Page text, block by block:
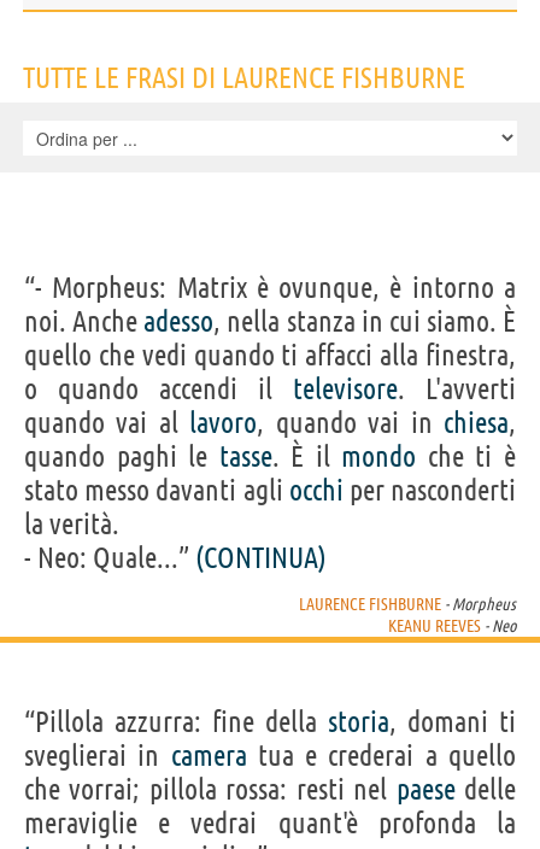
IDENTIKIT E DATI ANAGRAFICI
Nome
Laurence John
Cognome Fishburne III
Pseudonimo Laurence Fishburne
Nato 30 luglio 1961
Sesso maschile
Nazionalità statunitense
Professione attore, sceneggiatore regista,produttore
cinematografico
Segno zodiacale Leone
FILM/SERIE TV DI LAURENCE FISHBURNE
Acquista film/serie tv di Laurence Fishburne su
Frasi, citazioni e aforismi di Laurence Fishburne
21 IN ITALIANO
TUTTE LE FRASI DI LAURENCE FISHBURNE
“- Morpheus: Matrix è ovunque, è intorno a
noi. Anche adesso, nella stanza in cui siamo. È
quello che vedi quando ti affacci alla finestra,
o quando accendi il televisore. L'avverti
quando vai al lavoro, quando vai in chiesa,
quando paghi le tasse. È il mondo che ti è
stato messo davanti agli occhi per nasconderti
la verità.
- Neo: Quale...” (CONTINUA)
LAURENCE FISHBURNE - Morpheus
KEANU REEVES - Neo
“Pillola azzurra: fine della storia, domani ti
sveglierai in camera tua e crederai a quello
che vorrai; pillola rossa: resti nel paesedelle
meraviglie e vedrai quant'è profonda la